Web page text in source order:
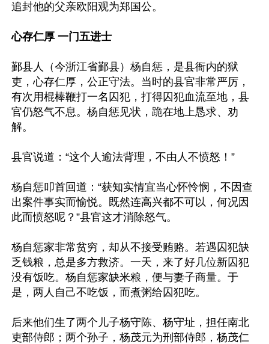
追封他的父亲欧阳观为郑国公。
心存仁厚 一门五进士
鄞县人（今浙江省鄞县）杨自惩，是县衙内的狱
吏，心存仁厚，公正守法。当时的县官非常严厉，
有次用棍棒鞭打一名囚犯，打得囚犯血流至地，县
官仍怒气不息。杨自惩见状，跪在地上恳求、劝
解。
县官说道：“这个人逾法背理，不由人不愤怒！”
杨自惩叩首回道：“获知实情宜当心怀怜悯，不因查
出案件事实而愉悦。既然连高兴都不可以，何况因
此而愤怒呢？”县官这才消除怒气。
杨自惩家非常贫穷，却从不接受贿赂。若遇囚犯缺
乏钱粮，总是多方救济。一天，来了好几位新囚犯
没有饭吃。杨自惩家缺米粮，便与妻子商量。于
是，两人自己不吃饭，而煮粥给囚犯吃。
后来他们生了两个儿子杨守陈、杨守址，担任南北
吏部侍郎；两个孙子，杨茂元为刑部侍郎，杨茂仁